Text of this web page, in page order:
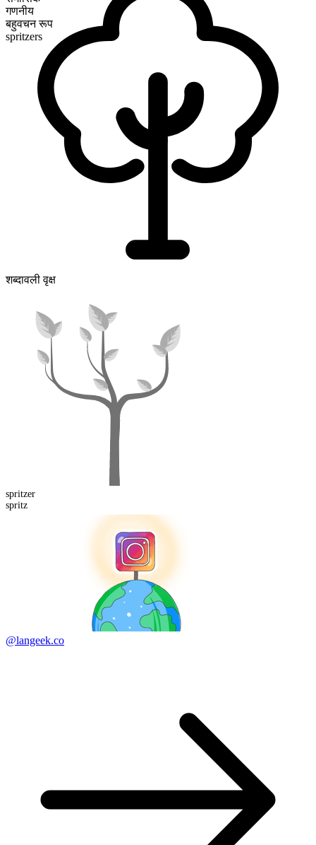
गणनीय
बहुवचन रूप
spritzers
शब्दावली वृक्ष
spritzer
spritz
@langeek.co